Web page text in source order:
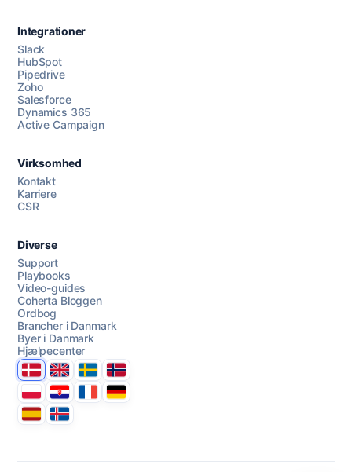
Chat med os
AI Campaign Assist
Integrationer
Slack
HubSpot
Pipedrive
Zoho
Salesforce
Dynamics 365
Active Campaign
Virksomhed
Kontakt
Karriere
CSR
Diverse
Support
Playbooks
Video-guides
Coherta Bloggen
Ordbog
Brancher i Danmark
Byer i Danmark
Hjælpecenter
DanmarkUnited Kingdom
SverigeNorge
PolskaHrvatskaFranceDeutschland
EspanaÍsland